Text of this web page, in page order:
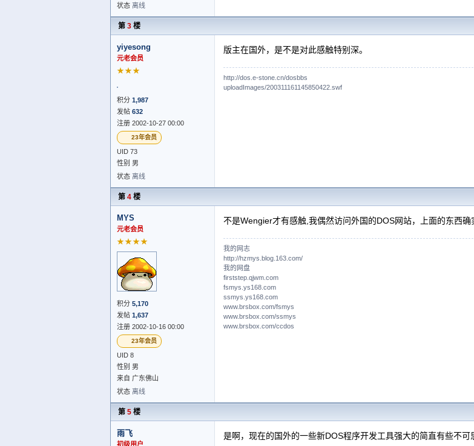
状态 离线
第 3 楼
yiyesong
元老会员
★★★
积分 1,987
发帖 632
注册 2002-10-27 00:00
23年会员
UID 73
性别 男
状态 离线
版主在国外，是不是对此感触特别深。
http://dos.e-stone.cn/dosbbs
uploadImages/200311161145850422.swf
第 4 楼
MYS
元老会员
★★★★
积分 5,170
发帖 1,637
注册 2002-10-16 00:00
23年会员
UID 8
性别 男
来自 广东佛山
状态 离线
不是Wengier才有感触,我偶然访问外国的DOS网站，上面的东西确
我的网志
http://hzmys.blog.163.com/
我的网盘
firststep.qjwm.com
fsmys.ys168.com
ssmys.ys168.com
www.brsbox.com/fsmys
www.brsbox.com/ssmys
www.brsbox.com/ccdos
第 5 楼
雨飞
初级用户
是啊，现在的国外的一些新DOS程序开发工具强大的简直有些不可